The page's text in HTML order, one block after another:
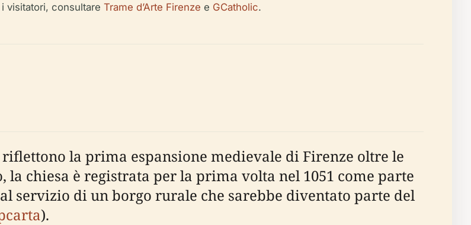
visitatori, consultare Trame d’Arte Firenze e GCatholic.
la prima espansione medievale di Firenze oltre le
la chiesa è registrata per la prima volta nel 1051 come parte
servizio di un borgo rurale che sarebbe diventato parte del
).